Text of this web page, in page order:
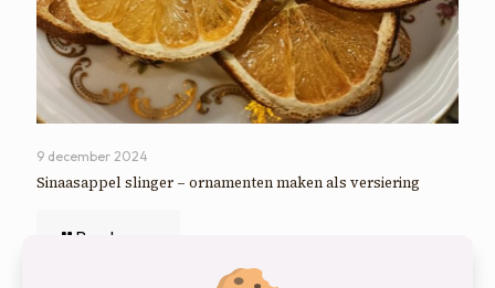
9 december 2024
Sinaasappel slinger – ornamenten maken als versiering
Read more